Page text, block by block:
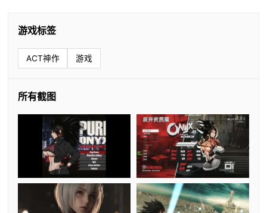
游戏标签
ACT神作 游戏
所有截图